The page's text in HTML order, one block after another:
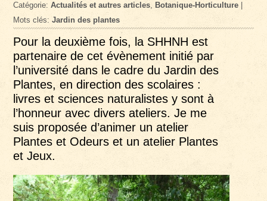
Catégorie:Actualités et autres articles, Botanique-Horticulture
Mots clés:Jardin des plantes
Pour la deuxième fois, la SHHNH est
partenaire de cet évènement initié par
l’université dans le cadre du Jardin des
Plantes, en direction des scolaires :
livres et sciences naturalistes y sont à
l’honneur avec divers ateliers. Je me
suis proposée d’animer un atelier
Plantes et Odeurs et un atelier Plantes
et Jeux.